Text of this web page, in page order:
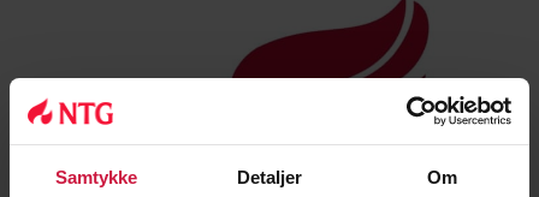
Samtykke Detaljer Om